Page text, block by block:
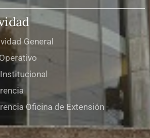
General
Oficina de Extensión -